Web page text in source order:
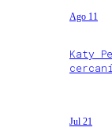
Ago 11
Katy
Jul 21